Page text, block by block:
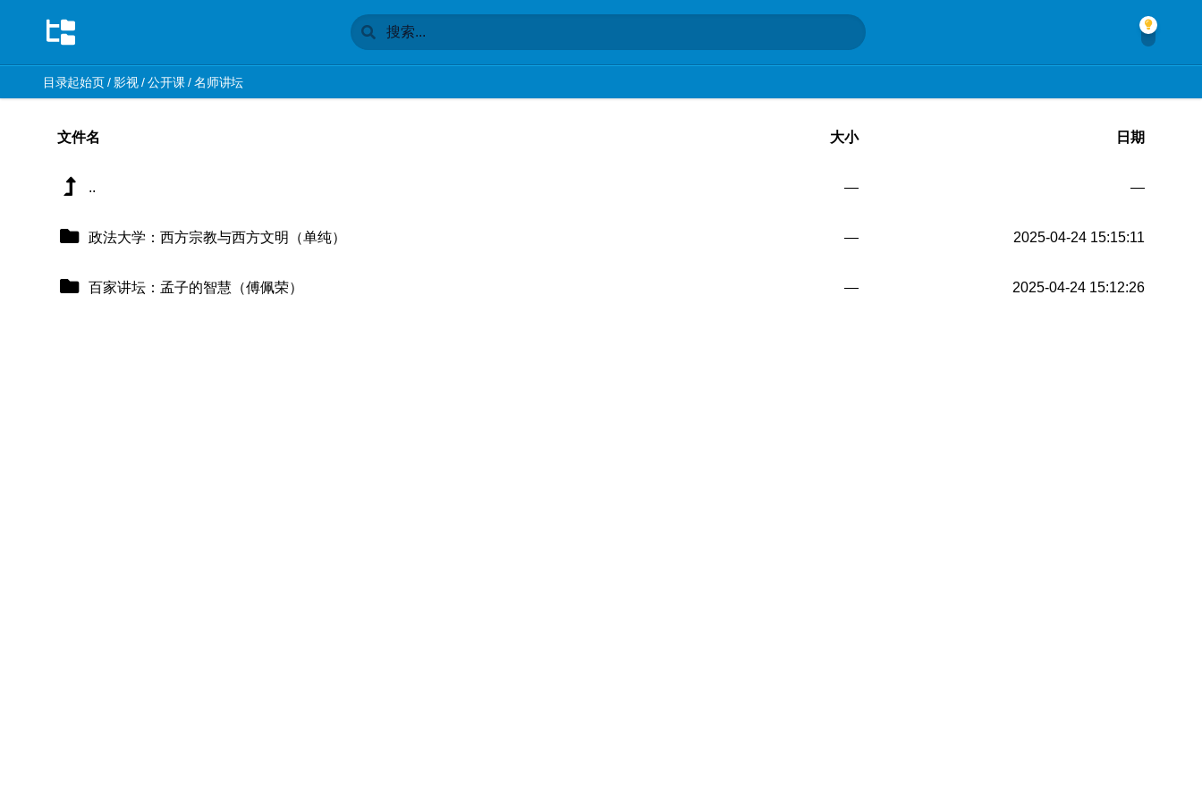
目录起始页/影视/公开课/名师讲坛
文件名 大小 日期
.. — —
政法大学：西方宗教与西方文明（单纯） — 2025-04-24 15:15:11
百家讲坛：孟子的智慧（傅佩荣） — 2025-04-24 15:12:26